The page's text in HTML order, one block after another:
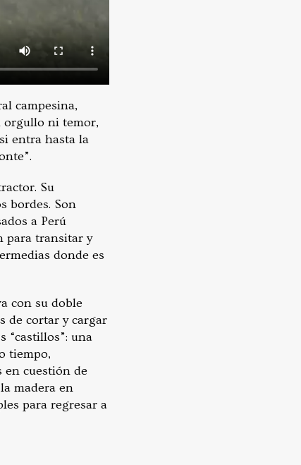
campesina,
orgullo ni temor,
entra hasta la
Su
bordes. Son
a Perú
para transitar y
donde es
con su doble
de cortar y cargar
“castillos”: una
tiempo,
en cuestión de
madera en
para regresar a